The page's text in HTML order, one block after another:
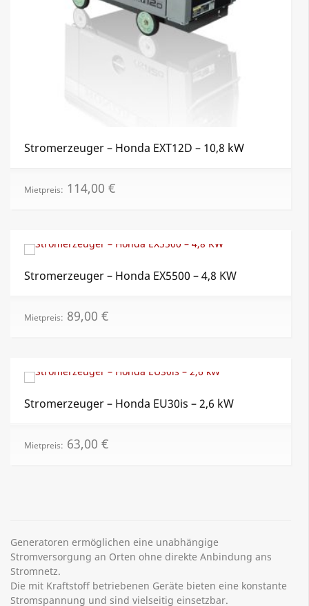
Stromerzeuger – Honda EXT12D – 10,8 kW
Mietpreis: 114,00 €
Stromerzeuger – Honda EX5500 – 4,8 KW
Mietpreis: 89,00 €
Stromerzeuger – Honda EU30is – 2,6 kW
Mietpreis: 63,00 €
Generatoren ermöglichen eine unabhängige
Stromversorgung an Orten ohne direkte Anbindung ans
Stromnetz.
Die mit Kraftstoff betriebenen Geräte bieten eine konstante
Stromspannung und sind vielseitig einsetzbar.